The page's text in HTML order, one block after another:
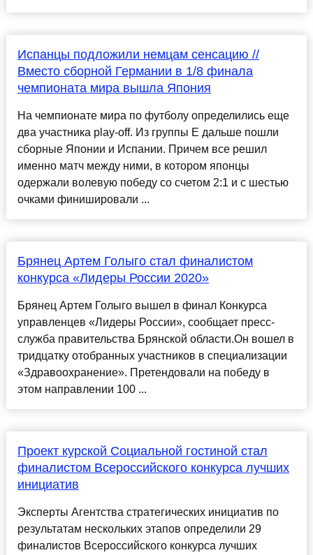
Испанцы подложили немцам сенсацию //
Вместо сборной Германии в 1/8 финала
чемпионата мира вышла Япония
На чемпионате мира по футболу определились еще
два участника play-off. Из группы Е дальше пошли
сборные Японии и Испании. Причем все решил
именно матч между ними, в котором японцы
одержали волевую победу со счетом 2:1 и с шестью
очками финишировали ...
Брянец Артем Голыго стал финалистом
конкурса «Лидеры России 2020»
Брянец Артем Голыго вышел в финал Конкурса
управленцев «Лидеры России», сообщает пресс-
служба правительства Брянской области.Он вошел в
тридцатку отобранных участников в специализации
«Здравоохранение». Претендовали на победу в
этом направлении 100 ...
Проект курской Социальной гостиной стал
финалистом Всероссийского конкурса лучших
инициатив
Эксперты Агентства стратегических инициатив по
результатам нескольких этапов определили 29
финалистов Всероссийского конкурса лучших